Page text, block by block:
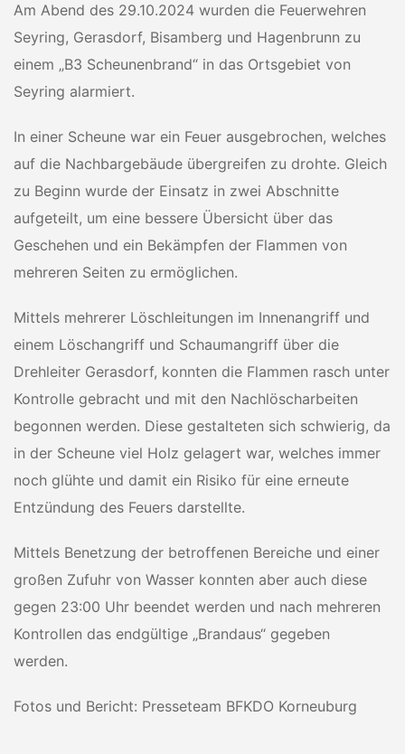
Am Abend des 29.10.2024 wurden die Feuerwehren
Seyring, Gerasdorf, Bisamberg und Hagenbrunn zu
einem „B3 Scheunenbrand“ in das Ortsgebiet von
Seyring alarmiert.
In einer Scheune war ein Feuer ausgebrochen, welches
auf die Nachbargebäude übergreifen zu drohte. Gleich
zu Beginn wurde der Einsatz in zwei Abschnitte
aufgeteilt, um eine bessere Übersicht über das
Geschehen und ein Bekämpfen der Flammen von
mehreren Seiten zu ermöglichen.
Mittels mehrerer Löschleitungen im Innenangriff und
einem Löschangriff und Schaumangriff über die
Drehleiter Gerasdorf, konnten die Flammen rasch unter
Kontrolle gebracht und mit den Nachlöscharbeiten
begonnen werden. Diese gestalteten sich schwierig, da
in der Scheune viel Holz gelagert war, welches immer
noch glühte und damit ein Risiko für eine erneute
Entzündung des Feuers darstellte.
Mittels Benetzung der betroffenen Bereiche und einer
großen Zufuhr von Wasser konnten aber auch diese
gegen 23:00 Uhr beendet werden und nach mehreren
Kontrollen das endgültige „Brandaus“ gegeben
werden.
Fotos und Bericht: Presseteam BFKDO Korneuburg